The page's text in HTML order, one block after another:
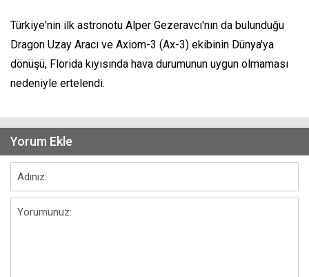
Türkiye'nin ilk astronotu Alper Gezeravcı'nın da bulunduğu
Dragon Uzay Aracı ve Axiom-3 (Ax-3) ekibinin Dünya'ya
dönüşü, Florida kıyısında hava durumunun uygun olmaması
nedeniyle ertelendi.
Yorum Ekle